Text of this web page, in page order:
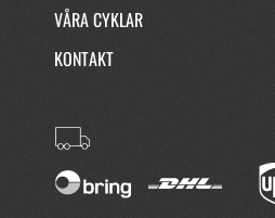
VÅRA CYKLAR
KONTAKT